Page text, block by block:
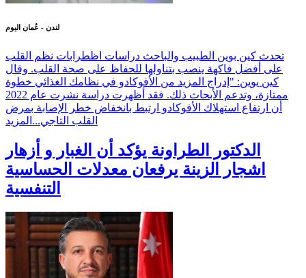
لندن - عُمان اليوم
تحدث كين بوين الطبيب والباحث دراسات اظطرابات نظم القلب
على أفضل فاكهة ينصب بتناولها للحفاظ على صحة القلب. وقال
كين يوين: "إدراج المزيد من الأفوكادو في نظامك الغذائي خطوة
ممتازة، وتدعم الأبحاث ذلك. فقد أظهرت دراسة نشرت عام 2022
أن ارتفاع استهلاك الأفوكادو ارتبط بانخفاض خطر الإصابة بمرض
القلب التاجي... المزيد
الدكتور الطراونة يؤكد أن الغبار و أزهار
اشجار الزينة يرفعان معدلات الحساسية
التنفسية